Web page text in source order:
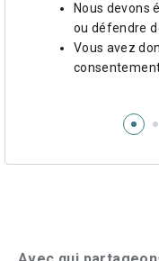
Nous devons
ou défendre
Vous avez